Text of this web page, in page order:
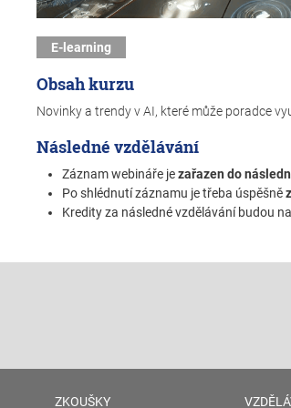
E-learning
Obsah kurzu
Novinky a trendy v AI, které může poradce
Následné vzdělávání
Záznam webináře jezařazen do
Po shlédnutí záznamu je třeba úspěšně
Kredity za následné vzdělávání budou
ZKOUŠKY